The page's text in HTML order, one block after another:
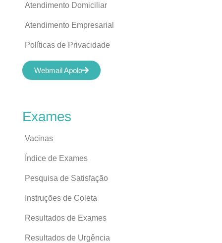
Exames
Vacinas
Índice de Exames
Pesquisa de Satisfação
Instruções de Coleta
Resultados de Exames
Resultados de Urgência
Atendimento Domiciliar
Atendimento Empresarial
Políticas de Privacidade
Webmail Apolo